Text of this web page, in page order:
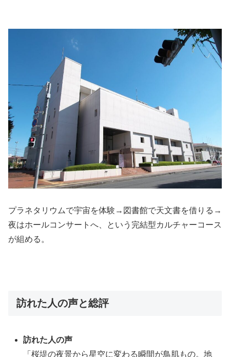
プラネタリウムで宇宙を体験→図書館で天文書を借りる→
夜はホールコンサートへ、という完結型カルチャーコース
が組める。
訪れた人の声と総評
訪れた人の声
「桜堤の夜景から星空に変わる瞬間が鳥肌もの。地